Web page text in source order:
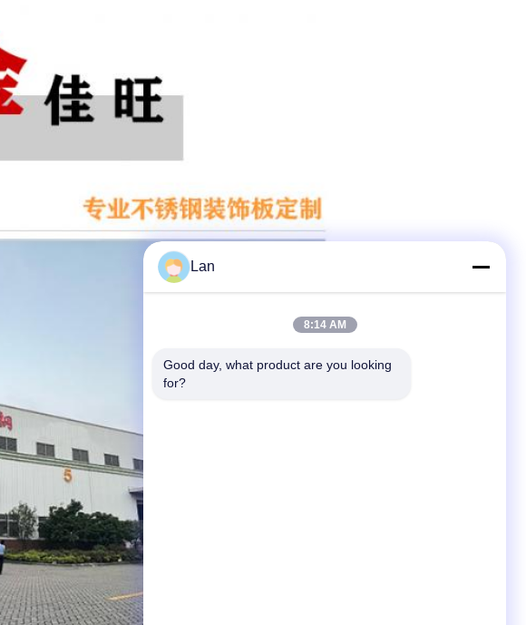
Lan
8:14 AM
Good day, what product are you looking
for?